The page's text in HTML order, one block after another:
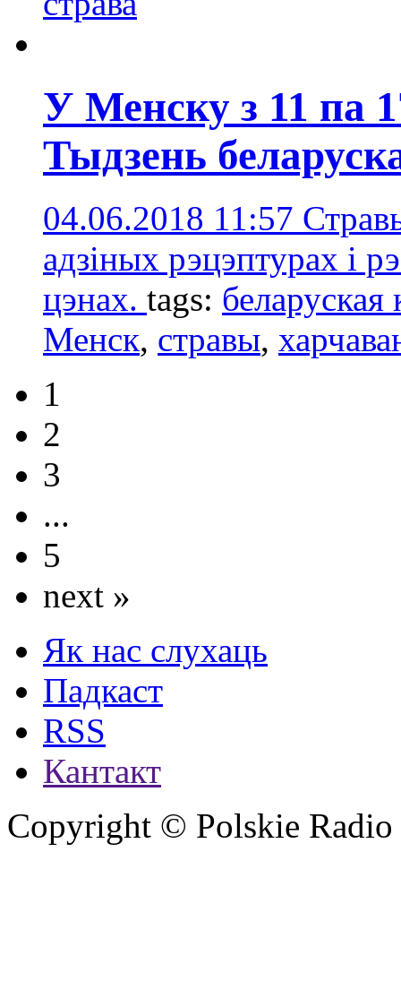
У Менску з 11 па
Тыдзень
04.06.2018 11:57
адзіных рэцэптурах і
цэнах. tags: беларуская
Менск, стравы,
1
2
3
...
5
next »
Як нас слухаць
Падкаст
RSS
Кантакт
Copyright © Polskie